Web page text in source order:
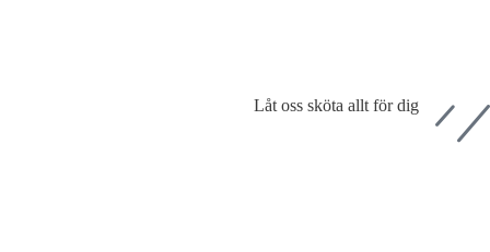
Låt oss sköta allt för dig